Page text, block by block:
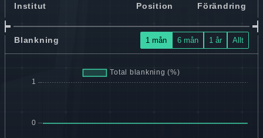
Institut Position Förändring
Blankning 1 mån 6 mån 1 år Allt